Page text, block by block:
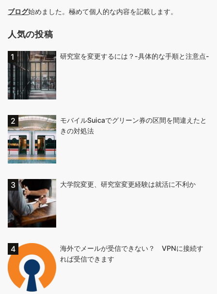
ブログ始めました。極めて個人的な内容を記載します。
人気の投稿
研究室を変更するには？-具体的な手順と注意点-
モバイルSuicaでグリーン券の区間を間違えたと
きの対処法
大学院変更、研究室変更経験は就活に不利か
海外でメールが受信できない？ VPNに接続す
れば受信できます